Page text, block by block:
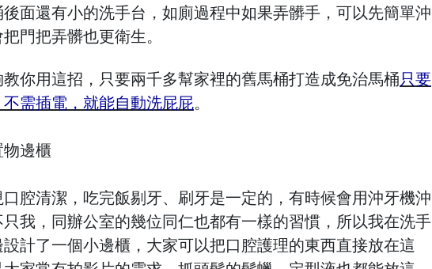
面還有小的洗手台，如廁過程中如果弄髒手，可以先簡單沖
門把弄髒也更衛生。
你用這招，只要兩千多幫家裡的舊馬桶打造成免治馬桶只要
需插電，就能自動洗屁屁。
邊櫃
腔清潔，吃完飯剔牙、刷牙是一定的，有時候會用沖牙機沖
我，同辦公室的幾位同仁也都有一樣的習慣，所以我在洗手
設計了一個小邊櫃，大家可以把口腔護理的東西直接放在這